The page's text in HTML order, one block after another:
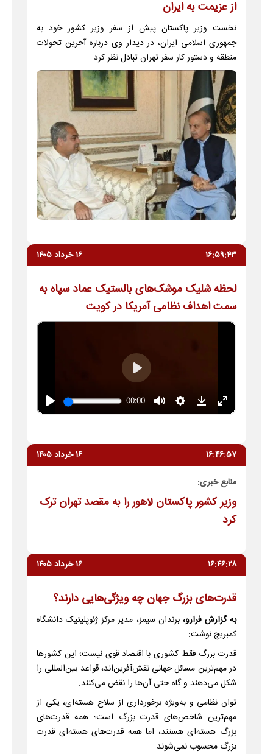
از عزیمت به ایران
نخست وزیر پاکستان پیش از سفر وزیر کشور خود به
جمهوری اسلامی ایران، در دیدار وی درباره آخرین تحولات
منطقه‌ و دستور کار سفر تهران تبادل نظر کرد.
۱۶:۵۹:۴۳ ۱۶ خرداد ۱۴۰۵
لحظه شلیک موشک‌های بالستیک عماد سپاه به
سمت اهداف نظامی آمریکا در کویت
۱۶:۴۶:۵۷ ۱۶ خرداد ۱۴۰۵
منابع خبری:
وزیر کشور پاکستان لاهور را به مقصد تهران ترک
کرد
۱۶:۴۶:۲۸ ۱۶ خرداد ۱۴۰۵
قدرت‌های بزرگ جهان چه ویژگی‌هایی دارند؟
به گزارش فرارو، برندان سیمز، مدیر مرکز ژئوپلیتیک دانشگاه
کمبریج نوشت:
قدرت بزرگ فقط کشوری با اقتصاد قوی نیست؛ این کشورها
در مهم‌ترین مسائل جهانی نقش‌آفرین‌اند، قواعد بین‌المللی را
شکل می‌دهند و گاه حتی آن‌ها را نقض می‌کنند.
توان نظامی و به‌ویژه برخورداری از سلاح هسته‌ای، یکی از
مهم‌ترین شاخص‌های قدرت بزرگ است؛ همه قدرت‌های
بزرگ هسته‌ای هستند، اما همه قدرت‌های هسته‌ای قدرت
بزرگ محسوب نمی‌شوند.